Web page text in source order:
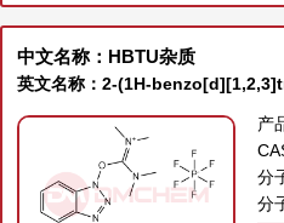
中文名称：HBTU杂质
产
分
分